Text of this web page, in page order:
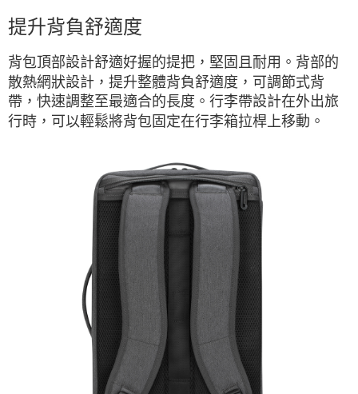
提升背負舒適度
背包頂部設計舒適好握的提把，堅固且耐用。背部的
散熱網狀設計，提升整體背負舒適度，可調節式背
帶，快速調整至最適合的長度。行李帶設計在外出旅
行時，可以輕鬆將背包固定在行李箱拉桿上移動。